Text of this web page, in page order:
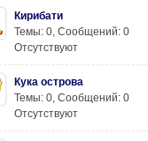
Кирибати
Темы: 0, Сообщений: 0
Отсутствуют
Кука острова
Темы: 0, Сообщений: 0
Отсутствуют